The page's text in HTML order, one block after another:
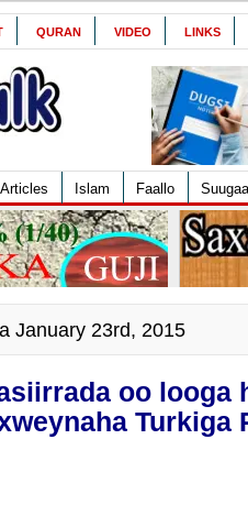
QURAN VIDEO LINKS
Articles Islam Faallo
January 23rd, 2015
oo looga
Turkiga